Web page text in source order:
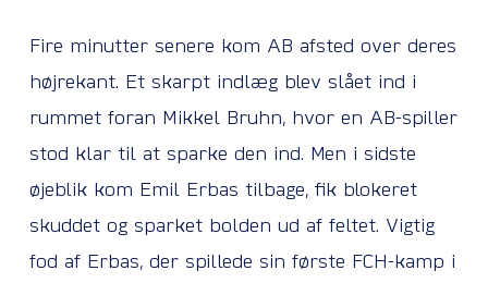
Fire minutter senere kom AB afsted over deres
højrekant. Et skarpt indlæg blev slået ind i
rummet foran Mikkel Bruhn, hvor en AB-spiller
stod klar til at sparke den ind. Men i sidste
øjeblik kom Emil Erbas tilbage, fik blokeret
skuddet og sparket bolden ud af feltet. Vigtig
fod af Erbas, der spillede sin første FCH-kamp i